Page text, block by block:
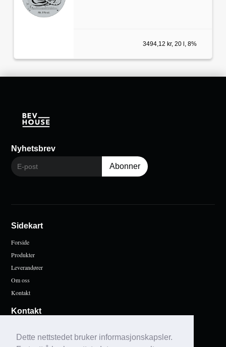
Dette nettstedet bruker informasjonskapsler.
3494,12 kr, 20 l, 8%
Nyhetsbrev
Sidekart
Forside
Produkter
Leverandører
Om oss
Kontakt
Kontakt
post@bevhouse.no